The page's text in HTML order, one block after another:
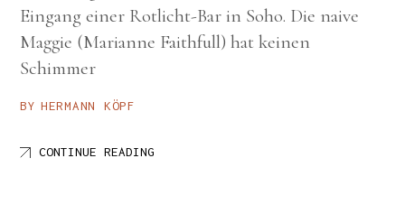
Eingang einer Rotlicht-Bar in Soho. Die naive
Maggie (Marianne Faithfull) hat keinen
Schimmer
CONTINUE READING
BY HERMANN KÖPF